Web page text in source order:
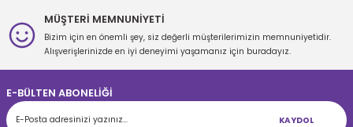
Gönder
MÜŞTERİ MEMNUNİYETİ
Bizim için en önemli şey, siz değerli müşterilerimizin memnuniyetidir.
Alışverişlerinizde en iyi deneyimi yaşamanız için buradayız.
E-BÜLTEN ABONELİĞİ
KAYDOL